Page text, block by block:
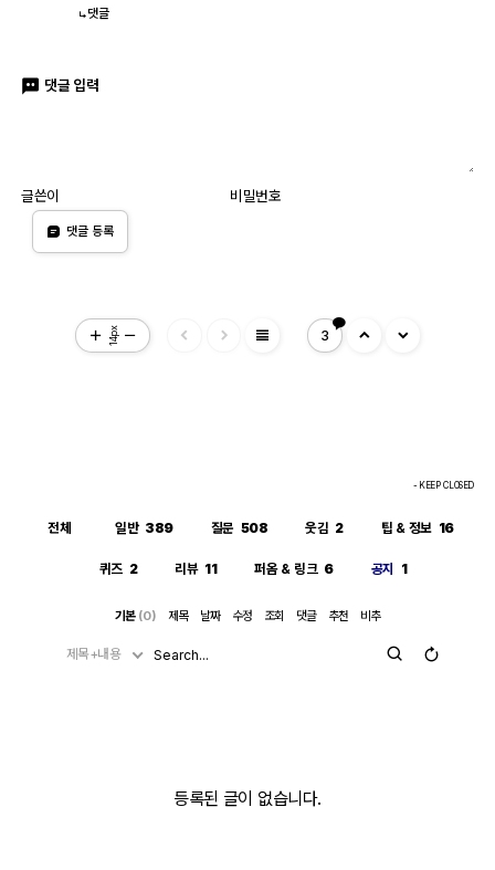
댓글
댓글 입력
글쓴이 비밀번호
댓글 등록
14px view_headline 3
- KEEP CLOSED
전체 일반 389 질문 508 웃김 2 팁 & 정보 16
퀴즈 2 리뷰 11 퍼옴 & 링크 6 공지 1
기본 (0) 제목 날짜 수정 조회 댓글 추천 비추
제목+내용
등록된 글이 없습니다.